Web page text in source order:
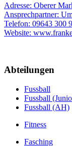
Adresse: Oberer
Ansprechpartner:
Telefon: 09643 300
Website:
Abteilungen
Fussball
Fussball
Fussball (AH)
Fitness
Fasching